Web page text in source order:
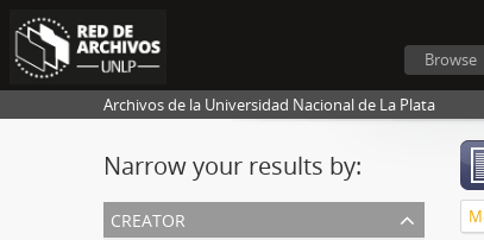
Browse
Archivos de la Universidad Nacional de La Plata
Narrow your results by:
creator